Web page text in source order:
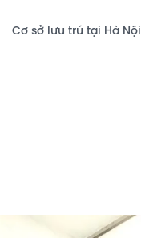
Cơ sở lưu trú tại Hà Nội